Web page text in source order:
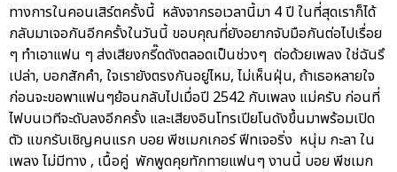
ทางการในคอนเสิร์ตครั้งนี้ หลังจากรอเวลานี้มา 4 ปี ในที่สุดเราก็ได้
กลับมาเจอกันอีกครั้งในวันนี้ ขอบคุณที่ยังอยากจับมือกันต่อไปเรื่อย
ๆ ทำเอาแฟน ๆ ส่งเสียงกรี๊ดดังตลอดเป็นช่วงๆ ต่อด้วยเพลง ใช่ฉันรึ
เปล่า, บอกสักคำ, ใจเรายังตรงกันอยู่ไหม, ไม่เห็นฝุ่น, ถ้าเธอหลายใจ
ก่อนจะขอพาแฟนๆย้อนกลับไปเมื่อปี 2542 กับเพลง แม่ครับ ก่อนที่
ไฟบนเวทีจะดับลงอีกครั้ง และเสียงอินโทรเปียโนดังขึ้นมาพร้อมเปิด
ตัว แขกรับเชิญคนแรก บอย พีชเมกเกอร์ ฟีทเจอริ่ง หนุ่ม กะลา ใน
เพลง ไม่มีทาง , เนื้อคู่ พักพูดคุยทักทายแฟนๆ งานนี้ บอย พีชเมก